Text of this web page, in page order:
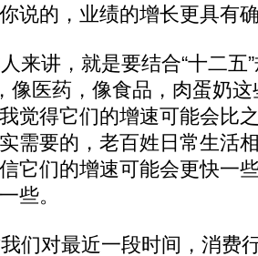
说的，业绩的增长更具有
来讲，就是要结合“十二五
像医药，像食品，肉蛋奶
觉得它们的增速可能会比
需要的，老百姓日常生活
它们的增速可能会更快一
些。
们对最近一段时间，消费